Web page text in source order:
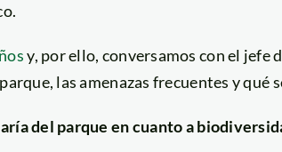
y, por ello, conversamos con el jefe
las amenazas frecuentes y qué
del parque en cuanto a